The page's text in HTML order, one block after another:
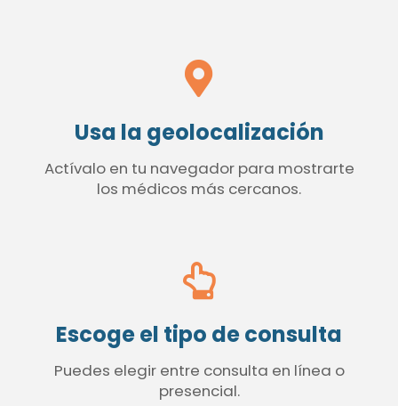
Usa la geolocalización
Actívalo en tu navegador para mostrarte
los médicos más cercanos.
Escoge el tipo de consulta
Puedes elegir entre consulta en línea o
presencial.